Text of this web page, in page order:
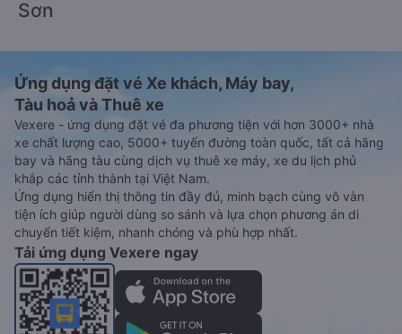
Sơn
Ứng dụng đặt vé Xe khách, Máy bay,
Tàu hoả và Thuê xe
Vexere - ứng dụng đặt vé đa phương tiện với hơn 3000+ nhà
xe chất lượng cao, 5000+ tuyến đường toàn quốc, tất cả hãng
bay và hãng tàu cùng dịch vụ thuê xe máy, xe du lịch phủ
khắp các tỉnh thành tại Việt Nam.
Ứng dụng hiển thị thông tin đầy đủ, minh bạch cùng vô vàn
tiện ích giúp người dùng so sánh và lựa chọn phương án di
chuyển tiết kiệm, nhanh chóng và phù hợp nhất.
Tải ứng dụng Vexere ngay